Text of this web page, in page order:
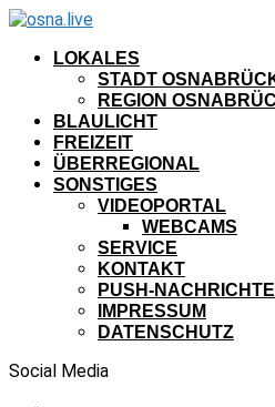
LOKALES
STADT
REGION
BLAULICHT
FREIZEIT
ÜBERREGIONAL
SONSTIGES
VIDEOPORTAL
WEBCAMS
SERVICE
KONTAKT
PUSH-
IMPRESSUM
DATENSCHUTZ
Social Media